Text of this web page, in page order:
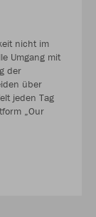
nicht im
Umgang mit
der
über
jeden Tag
„Our